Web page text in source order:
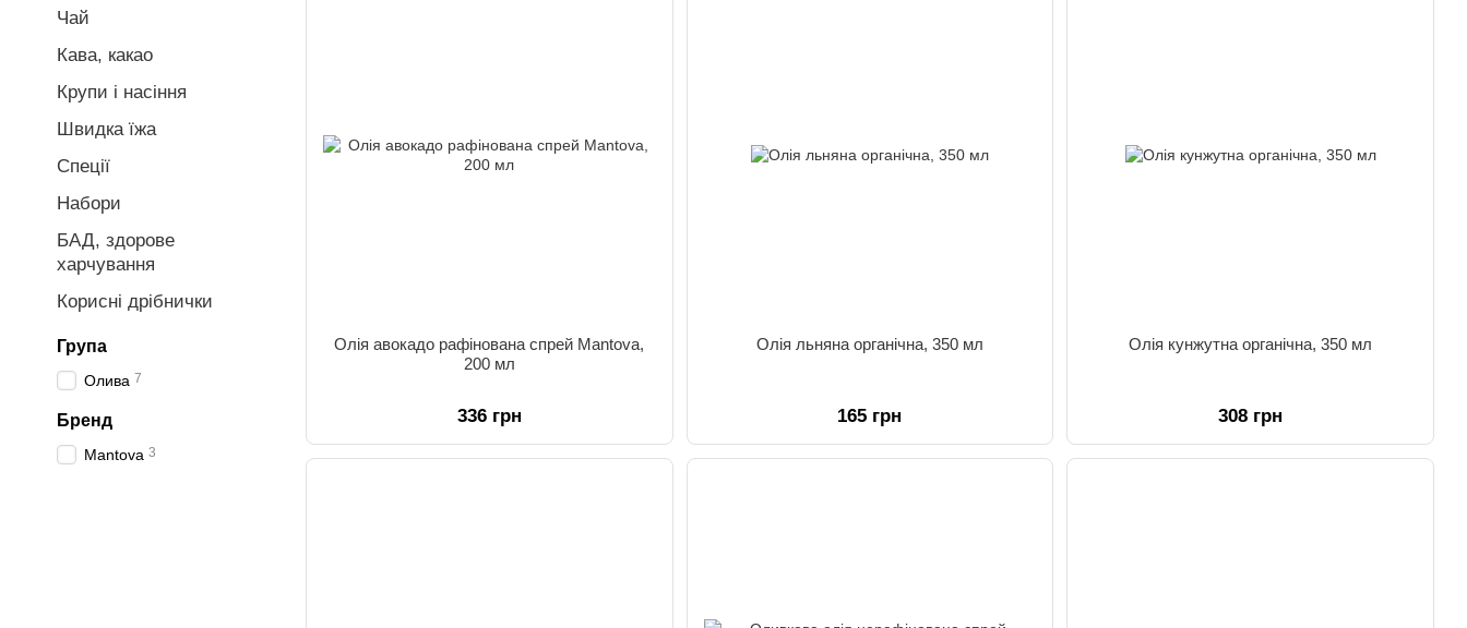
Олія авокадо рафінована спрей Mantova,
200 мл
336 грн
Олія льняна органічна, 350 мл
165 грн
Олія кунжутна органічна, 350 мл
308 грн
Чай
Кава, какао
Крупи і насіння
Швидка їжа
Спеції
Набори
БАД, здорове
харчування
Корисні дрібнички
Група
Олива 7
Бренд
Mantova 3